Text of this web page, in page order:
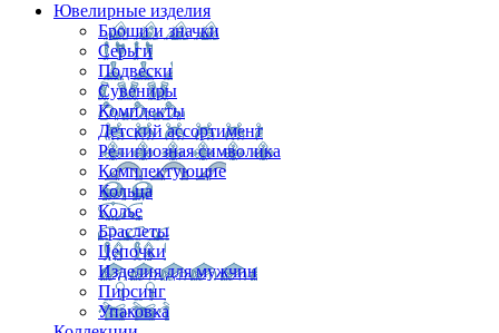
Ювелирные изделия
Броши и значки
Серьги
Подвески
Сувениры
Комплекты
Детский ассортимент
Религиозная символика
Комплектующие
Кольца
Колье
Браслеты
Цепочки
Изделия для мужчин
Пирсинг
Упаковка